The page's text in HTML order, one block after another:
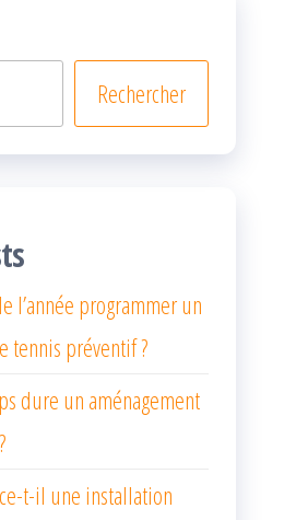
Rechercher
l’année programmer un
tennis préventif ?
dure un aménagement
t-il une installation